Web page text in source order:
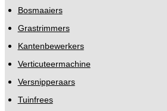
Bosmaaiers
Grastrimmers
Kantenbewerkers
Verticuteermachine
Versnipperaars
Tuinfrees